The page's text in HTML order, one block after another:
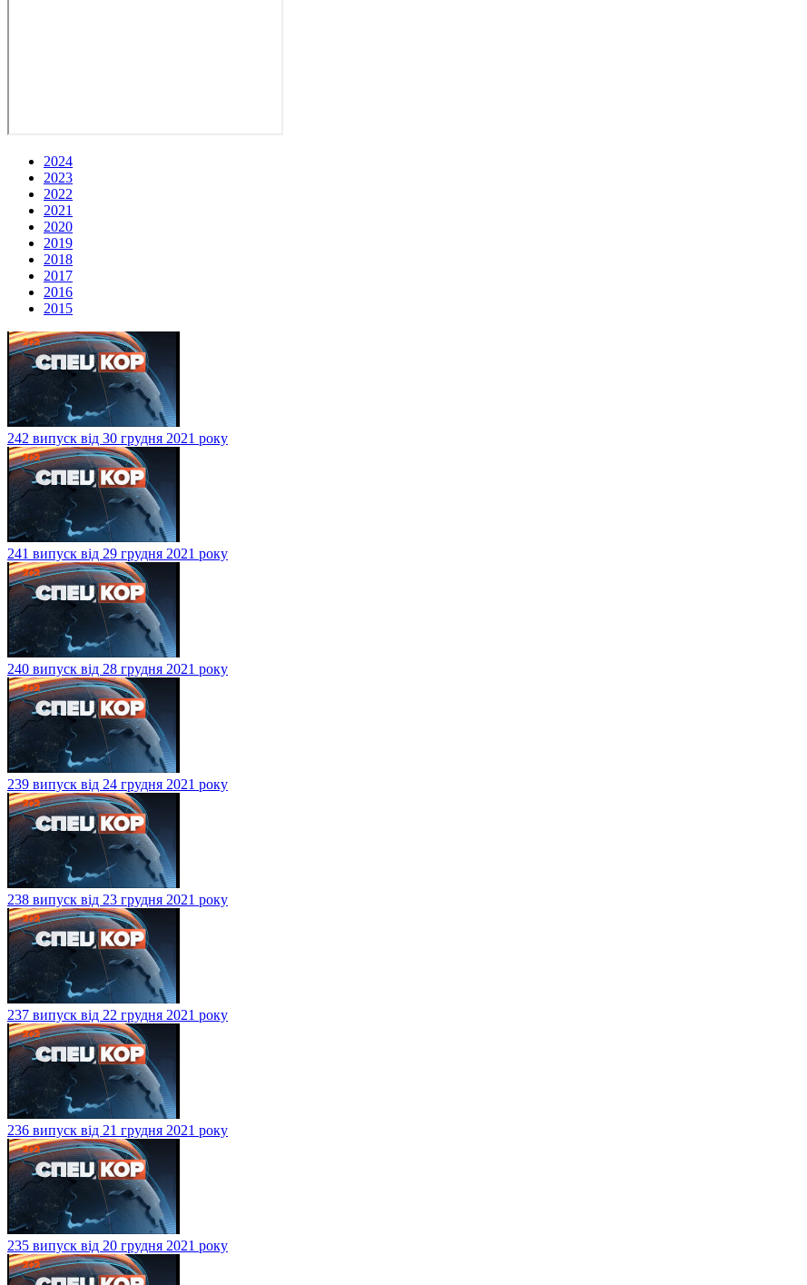
2024
2023
2022
2021
2020
2019
2018
2017
2016
2015
242 випуск від 30 грудня 2021 року
241 випуск від 29 грудня 2021 року
240 випуск від 28 грудня 2021 року
239 випуск від 24 грудня 2021 року
238 випуск від 23 грудня 2021 року
237 випуск від 22 грудня 2021 року
236 випуск від 21 грудня 2021 року
235 випуск від 20 грудня 2021 року